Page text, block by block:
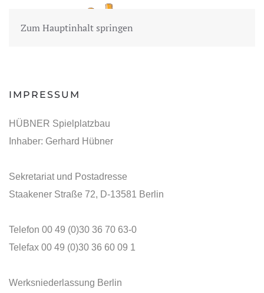
Zum Hauptinhalt springen
IMPRESSUM
HÜBNER Spielplatzbau
Inhaber: Gerhard Hübner
Sekretariat und Postadresse
Staakener Straße 72, D-13581 Berlin
Telefon 00 49 (0)30 36 70 63-0
Telefax 00 49 (0)30 36 60 09 1
Werksniederlassung Berlin